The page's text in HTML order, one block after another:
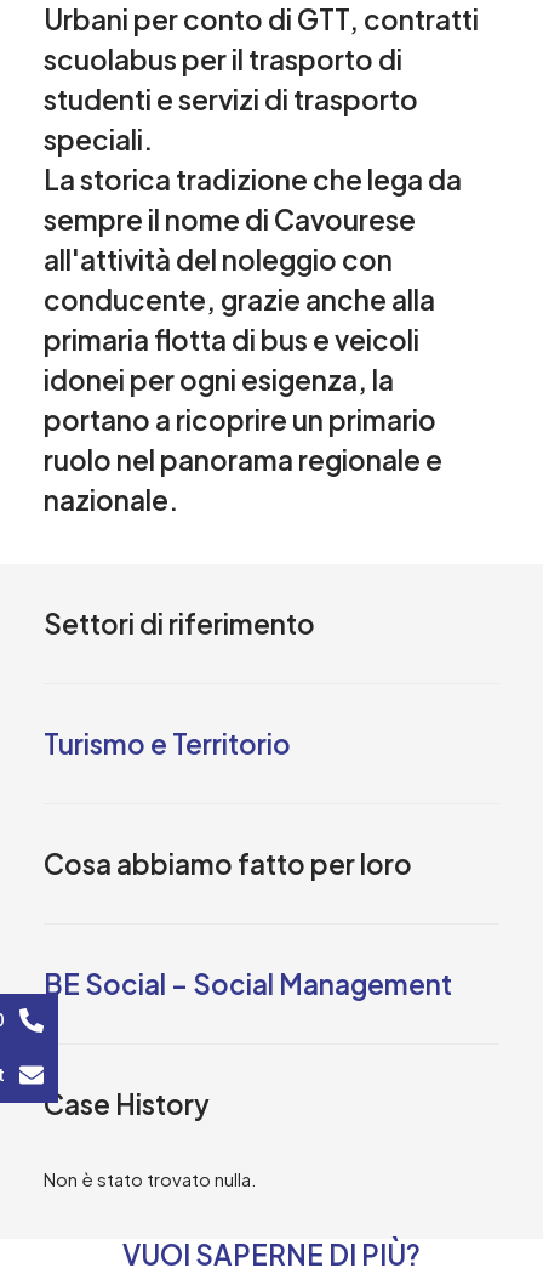
Urbani per conto di GTT, contratti
scuolabus per il trasporto di
studenti e servizi di trasporto
speciali.
La storica tradizione che lega da
sempre il nome di Cavourese
all'attività del noleggio con
conducente, grazie anche alla
primaria flotta di bus e veicoli
idonei per ogni esigenza, la
portano a ricoprire un primario
ruolo nel panorama regionale e
nazionale.
Settori di riferimento
Turismo e Territorio
Cosa abbiamo fatto per loro
BE Social – Social Management
Case History
Non è stato trovato nulla.
VUOI SAPERNE DI PIÙ?